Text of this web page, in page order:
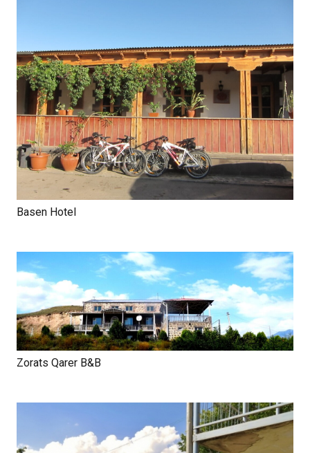
Basen Hotel
Zorats Qarer B&B